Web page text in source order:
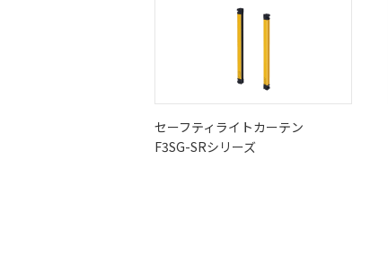
セーフティライトカーテン
F3SG-SRシリーズ